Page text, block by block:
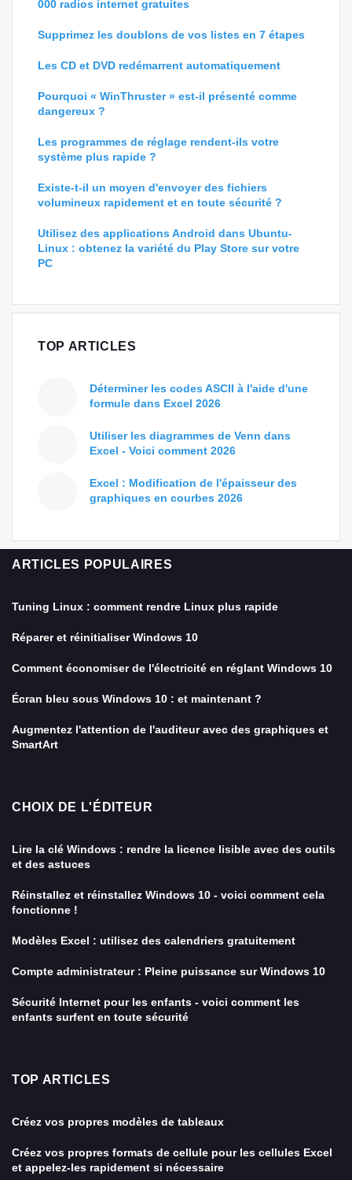
000 radios internet gratuites
Supprimez les doublons de vos listes en 7 étapes
Les CD et DVD redémarrent automatiquement
Pourquoi « WinThruster » est-il présenté comme
dangereux ?
Les programmes de réglage rendent-ils votre
système plus rapide ?
Existe-t-il un moyen d'envoyer des fichiers
volumineux rapidement et en toute sécurité ?
Utilisez des applications Android dans Ubuntu-
Linux : obtenez la variété du Play Store sur votre
PC
TOP ARTICLES
Déterminer les codes ASCII à l'aide d'une
formule dans Excel 2026
Utiliser les diagrammes de Venn dans
Excel - Voici comment 2026
Excel : Modification de l'épaisseur des
graphiques en courbes 2026
ARTICLES POPULAIRES
Tuning Linux : comment rendre Linux plus rapide
Réparer et réinitialiser Windows 10
Comment économiser de l'électricité en réglant Windows 10
Écran bleu sous Windows 10 : et maintenant ?
Augmentez l'attention de l'auditeur avec des graphiques et
SmartArt
CHOIX DE L'ÉDITEUR
Lire la clé Windows : rendre la licence lisible avec des outils
et des astuces
Réinstallez et réinstallez Windows 10 - voici comment cela
fonctionne !
Modèles Excel : utilisez des calendriers gratuitement
Compte administrateur : Pleine puissance sur Windows 10
Sécurité Internet pour les enfants - voici comment les
enfants surfent en toute sécurité
TOP ARTICLES
Créez vos propres modèles de tableaux
Créez vos propres formats de cellule pour les cellules Excel
et appelez-les rapidement si nécessaire